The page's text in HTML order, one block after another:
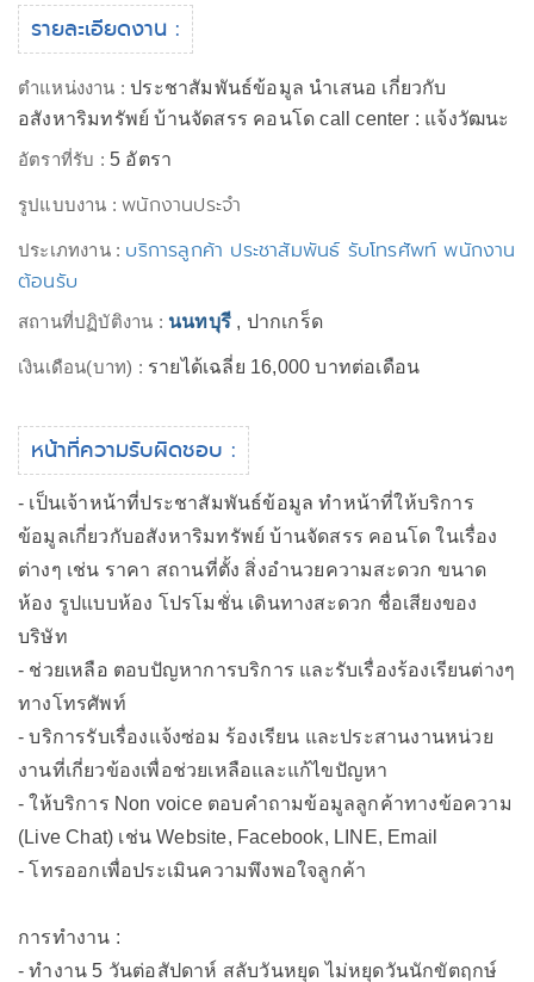
รายละเอียดงาน :
ตำแหน่งงาน :ประชาสัมพันธ์ข้อมูล นำเสนอ เกี่ยวกับ
อสังหาริมทรัพย์ บ้านจัดสรร คอนโด call center : แจ้งวัฒนะ
อัตราที่รับ : 5 อัตรา
รูปแบบงาน :พนักงานประจำ
ประเภทงาน : บริการลูกค้า ประชาสัมพันธ์ รับโทรศัพท์ พนักงาน
ต้อนรับ
สถานที่ปฏิบัติงาน : นนทบุรี , ปากเกร็ด
เงินเดือน(บาท) : รายได้เฉลี่ย 16,000 บาทต่อเดือน
หน้าที่ความรับผิดชอบ :
- เป็นเจ้าหน้าที่ประชาสัมพันธ์ข้อมูล ทำหน้าที่ให้บริการ
ข้อมูลเกี่ยวกับอสังหาริมทรัพย์ บ้านจัดสรร คอนโด ในเรื่อง
ต่างๆ เช่น ราคา สถานที่ตั้ง สิ่งอำนวยความสะดวก ขนาด
ห้อง รูปแบบห้อง โปรโมชั่น เดินทางสะดวก ชื่อเสียงของ
บริษัท
- ช่วยเหลือ ตอบปัญหาการบริการ และรับเรื่องร้องเรียนต่างๆ
ทางโทรศัพท์
- บริการรับเรื่องแจ้งซ่อม ร้องเรียน และประสานงานหน่วย
งานที่เกี่ยวข้องเพื่อช่วยเหลือและแก้ไขปัญหา
- ให้บริการ Non voice ตอบคำถามข้อมูลลูกค้าทางข้อความ
(Live Chat) เช่น Website, Facebook, LINE, Email
- โทรออกเพื่อประเมินความพึงพอใจลูกค้า
การทำงาน :
- ทำงาน 5 วันต่อสัปดาห์ สลับวันหยุด ไม่หยุดวันนักขัตฤกษ์